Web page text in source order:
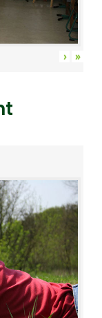
› »